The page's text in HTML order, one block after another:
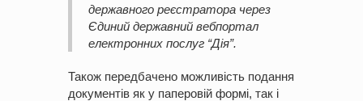
державного реєстратора через
Єдиний державний вебпортал
електронних послуг “Дія”.
Також передбачено можливість подання
документів як у паперовій формі, так і